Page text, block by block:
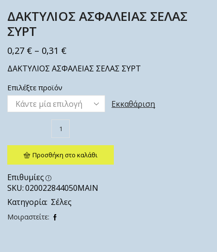
ΔΑΚΤΥΛΙΟΣ ΑΣΦΑΛΕΙΑΣ ΣΕΛΑΣ
ΣΥΡΤ
0,27 € – 0,31 €
ΔΑΚΤΥΛΙΟΣ ΑΣΦΑΛΕΙΑΣ ΣΕΛΑΣ ΣΥΡΤ
Επιλέξτε προϊόν
Εκκαθάριση
Προσθήκη στο καλάθι
Επιθυμίες
SKU:020022844050ΜΑΙΝ
Κατηγορία: Σέλες
Μοιραστείτε: